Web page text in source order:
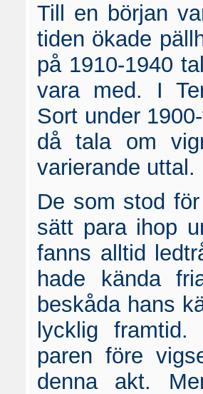
Till en början
tiden ökade
på 1910-1940
vara med. I
Sort under
då tala om
varierande uttal.
De som stod
sätt para ihop
fanns alltid
hade kända
beskåda hans
lycklig
paren före
denna akt.